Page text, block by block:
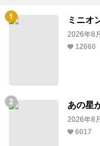
ミニオ
2026年8
12660
あの星
2026年8
6017